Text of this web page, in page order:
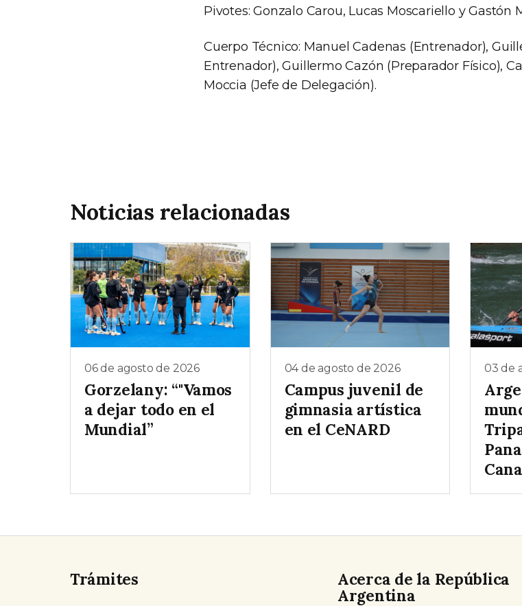
Pivotes: Gonzalo Carou, Lucas Moscariello y Gastón
Cuerpo Técnico: Manuel Cadenas (Entrenador),
Entrenador), Guillermo Cazón (Preparador Físico),
Moccia (Jefe de Delegación).
Noticias relacionadas
06 de agosto de 2026
Gorzelany: “"Vamos
a dejar todo en el
Mundial”
04 de agosto de 2026
Campus juvenil de
gimnasia artística
en el CeNARD
03 de
Trámites
Acerca de la República
Argentina